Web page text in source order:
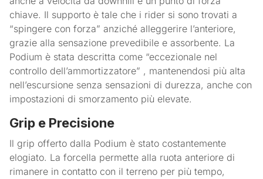
chiave. Il supporto è tale che i rider si sono trovati a
“spingere con forza” anziché alleggerire l’anteriore,
grazie alla sensazione prevedibile e assorbente. La
Podium è stata descritta come “eccezionale nel
controllo dell’ammortizzatore” , mantenendosi più alta
nell’escursione senza sensazioni di durezza, anche con
impostazioni di smorzamento più elevate.
Grip e Precisione
Il grip offerto dalla Podium è stato costantemente
elogiato. La forcella permette alla ruota anteriore di
rimanere in contatto con il terreno per più tempo,